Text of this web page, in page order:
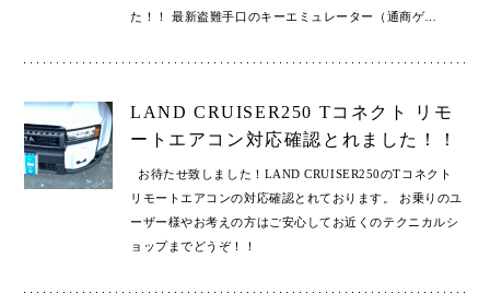
た！！ 最新盗難手口のキーエミュレーター（通商ゲ…
LAND CRUISER250 Tコネクト リモ
ートエアコン対応確認とれました！！
お待たせ致しました！LAND CRUISER250のTコネクト
リモートエアコンの対応確認とれております。 お乗りのユ
ーザー様やお考えの方はご安心してお近くのテクニカルシ
ョップまでどうぞ！！